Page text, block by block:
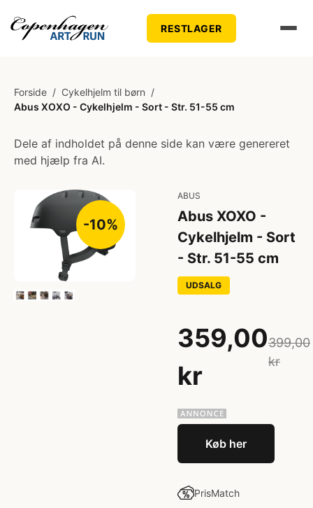
RESTLAGER
Forside / Cykelhjelm til børn /
Abus XOXO - Cykelhjelm - Sort - Str. 51-55 cm
Dele af indholdet på denne side kan være genereret
med hjælp fra AI.
-10%
ABUS
Abus XOXO -
Cykelhjelm - Sort
- Str. 51-55 cm
UDSALG
359,00
kr
399,00
kr
Køb her
PrisMatch